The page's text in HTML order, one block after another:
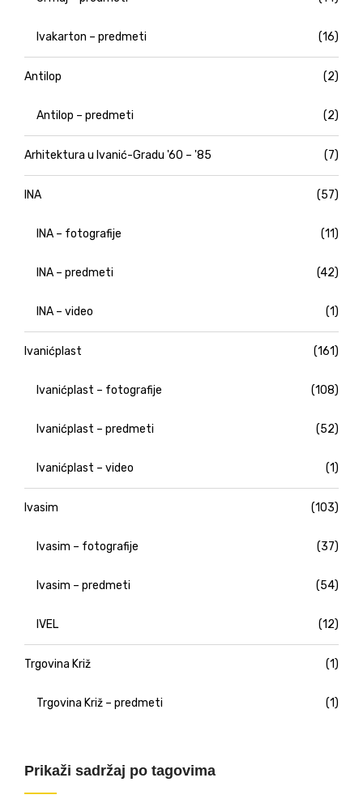
Ivakarton – predmeti (16)
Antilop (2)
Antilop – predmeti (2)
Arhitektura u Ivanić-Gradu '60 – '85 (7)
INA (57)
INA – fotografije (11)
INA – predmeti (42)
INA – video (1)
Ivanićplast (161)
Ivanićplast – fotografije (108)
Ivanićplast – predmeti (52)
Ivanićplast – video (1)
Ivasim (103)
Ivasim – fotografije (37)
Ivasim – predmeti (54)
IVEL (12)
Trgovina Križ (1)
Trgovina Križ – predmeti (1)
Prikaži sadržaj po tagovima